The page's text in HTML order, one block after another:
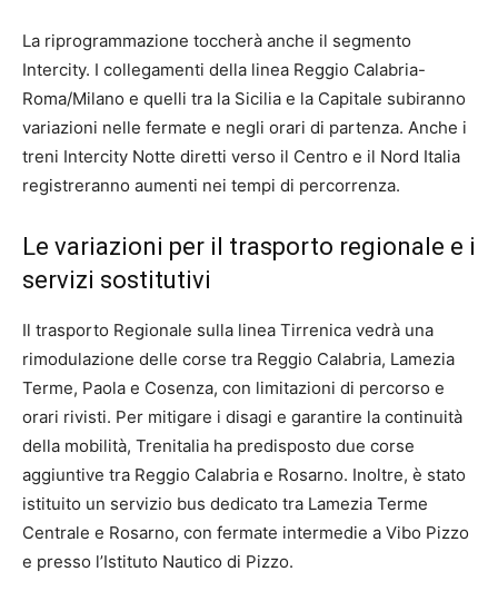
La riprogrammazione toccherà anche il segmento
Intercity. I collegamenti della linea Reggio Calabria-
Roma/Milano e quelli tra la Sicilia e la Capitale subiranno
variazioni nelle fermate e negli orari di partenza. Anche i
treni Intercity Notte diretti verso il Centro e il Nord Italia
registreranno aumenti nei tempi di percorrenza.
Le variazioni per il trasporto regionale e i
servizi sostitutivi
Il trasporto Regionale sulla linea Tirrenica vedrà una
rimodulazione delle corse tra Reggio Calabria, Lamezia
Terme, Paola e Cosenza, con limitazioni di percorso e
orari rivisti. Per mitigare i disagi e garantire la continuità
della mobilità, Trenitalia ha predisposto due corse
aggiuntive tra Reggio Calabria e Rosarno. Inoltre, è stato
istituito un servizio bus dedicato tra Lamezia Terme
Centrale e Rosarno, con fermate intermedie a Vibo Pizzo
e presso l’Istituto Nautico di Pizzo.